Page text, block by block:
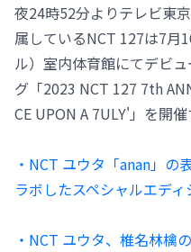
夜24時52分よりテレビ東
属しているNCT 127は7月
ル）室内体育館にてデビ
グ「2023 NCT 127 7th
CE UPON A 7ULY'」を開催
・NCT ユウタ「anan」の
ラボしたスペシャルエディ
・NCT ユウタ、椎名林檎